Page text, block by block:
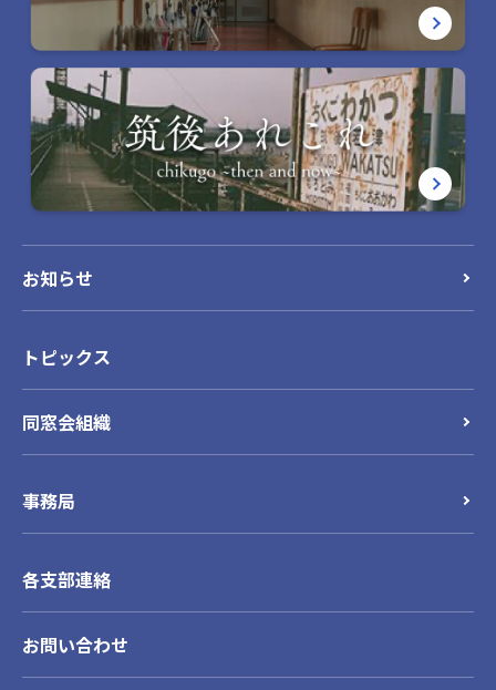
お知らせ
トピックス
同窓会組織
事務局
各支部連絡
お問い合わせ